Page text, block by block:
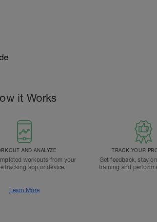
it Works
AND ANALYZE
workouts from your
tracking app or device.
TRACK YOUR
Get feedback, stay
training and perform
Learn More